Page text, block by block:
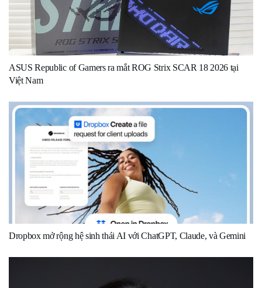
ASUS Republic of Gamers ra mắt ROG Strix SCAR 18 2026 tại
Việt Nam
Dropbox mở rộng hệ sinh thái AI với ChatGPT, Claude, và Gemini